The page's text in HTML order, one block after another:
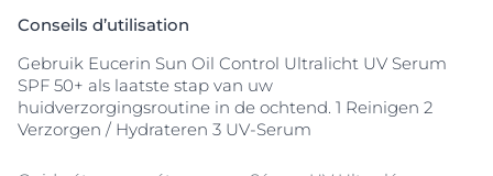
Conseils d’utilisation
Gebruik Eucerin Sun Oil Control Ultralicht UV Serum
SPF 50+ als laatste stap van uw
huidverzorgingsroutine in de ochtend. 1 Reinigen 2
Verzorgen / Hydrateren 3 UV-Serum